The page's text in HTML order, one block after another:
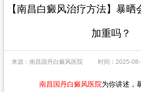
专家团队
白癜风常识
白癜风人群
【南昌白癜风治疗方法】暴
加重吗？
来源：南昌国丹白癜风医院 时间：2025-
南昌国丹白癜风医院为你讲述，